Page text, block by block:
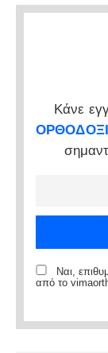
Κάνε
Ναι,
από το